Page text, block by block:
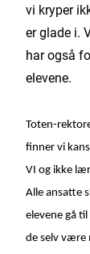
vi kryper
er glade i.
har også
elevene.
Toten-
finner vi
VI og ikke
Alle ansatte
elevene gå
de selv være